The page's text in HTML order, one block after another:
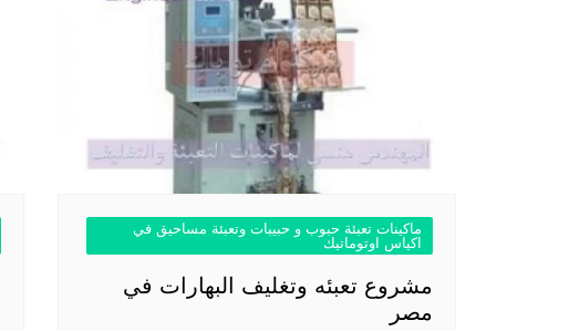
ماكينات تعبئة حبوب و حبيبات وتعبئة مساحيق في
اكياس اوتوماتيك
مشروع تعبئه وتغليف البهارات في
مصر